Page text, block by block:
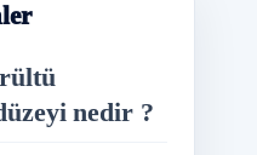
nedir ?